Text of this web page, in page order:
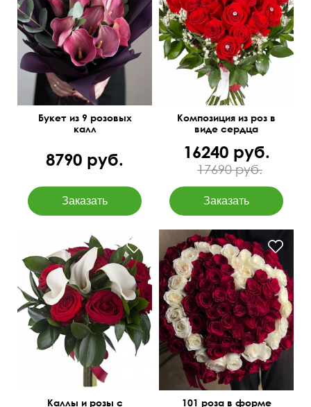
С эвкалиптом baby blue
Букет из 9 розовых
калл
8790 руб.
50 см 40 см
Композиция из роз в
виде сердца
16240 руб.
17690 руб.
Открытка бесплатно
50 см
30 см
Каллы и розы с
I love you
101 роза в форме